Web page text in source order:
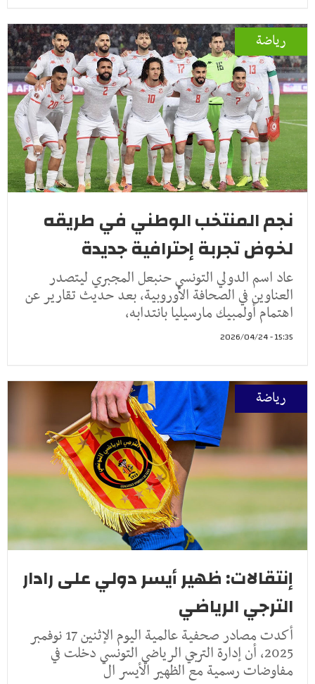
رياضة
نجم المنتخب الوطني في طريقه
لخوض تجربة إحترافية جديدة
عاد اسم الدولي التونسي حنبعل المجبري ليتصدر
العناوين في الصحافة الأوروبية، بعد حديث تقارير عن
اهتمام أولمبيك مارسيليا بانتدابه،
15:35 - 2026/04/24
رياضة
إنتقالات: ظهير أيسر دولي على رادار
الترجي الرياضي
أكدت مصادر صحفية عالمية اليوم الإثنين 17 نوفمبر
2025، أن إدارة الترجي الرياضي التونسي دخلت في
مفاوضات رسمية مع الظهير الأيسر ال